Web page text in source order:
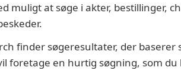
muligt at søge i akter, bestillinger,
finder søgeresultater, der
foretage en hurtig søgning, som